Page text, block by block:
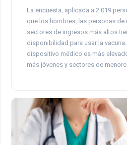
La encuesta, aplicada a 2 019
que los hombres, las personas de
sectores de ingresos más altos
disponibilidad para usar la vacuna.
dispositivo médico es más
más jóvenes y sectores de